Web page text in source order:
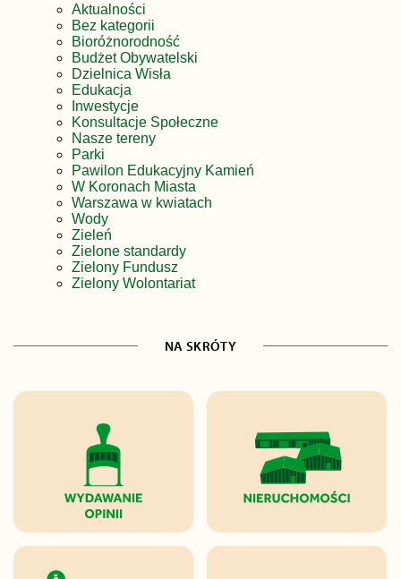
Aktualności
Bez kategorii
Bioróżnorodność
Budżet Obywatelski
Dzielnica Wisła
Edukacja
Inwestycje
Konsultacje Społeczne
Nasze tereny
Parki
Pawilon Edukacyjny Kamień
W Koronach Miasta
Warszawa w kwiatach
Wody
Zieleń
Zielone standardy
Zielony Fundusz
Zielony Wolontariat
NA SKRÓTY